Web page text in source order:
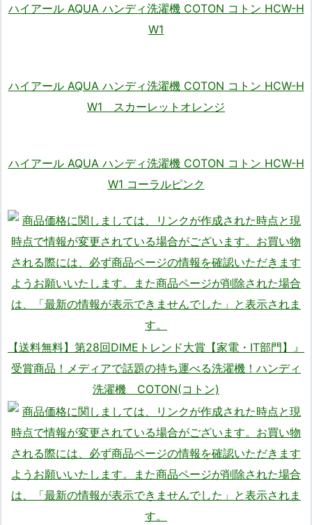
ハイアール AQUA ハンディ洗濯機 COTON コトン HCW-H
W1
ハイアール AQUA ハンディ洗濯機 COTON コトン HCW-H
W1 スカーレットオレンジ
ハイアール AQUA ハンディ洗濯機 COTON コトン HCW-H
W1 コーラルピンク
【送料無料】第28回DIMEトレンド大賞【家電・IT部門】』
受賞商品！メディアで話題の持ち運べる洗濯機！ハンディ
洗濯機 COTON(コトン)